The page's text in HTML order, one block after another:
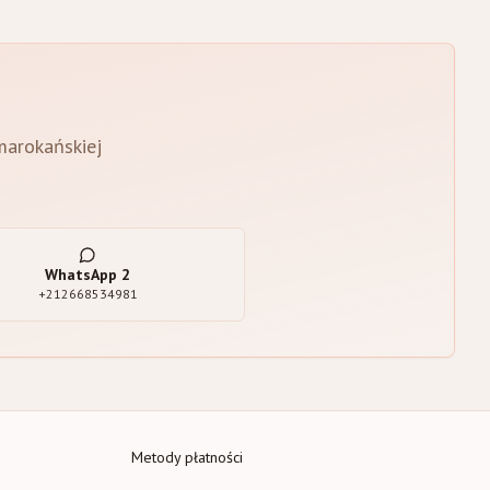
WhatsApp 2
+212668534981
Metody płatności